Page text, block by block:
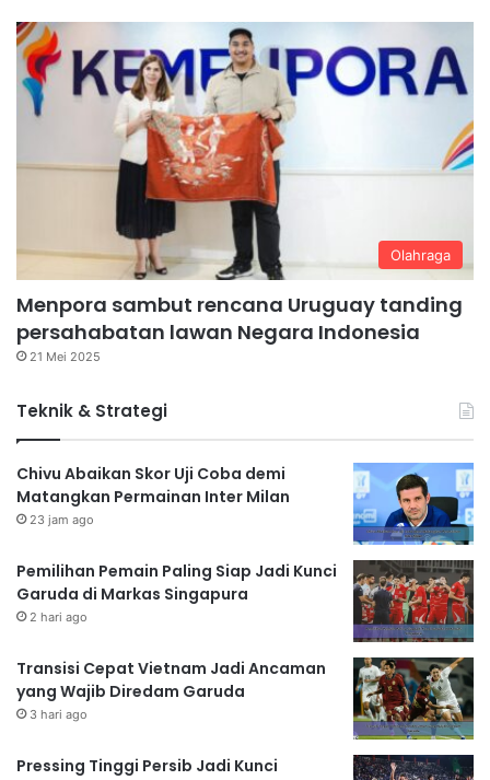
Olahraga
Menpora sambut rencana Uruguay tanding
persahabatan lawan Negara Indonesia
21 Mei 2025
Teknik & Strategi
Chivu Abaikan Skor Uji Coba demi
Matangkan Permainan Inter Milan
23 jam ago
Pemilihan Pemain Paling Siap Jadi Kunci
Garuda di Markas Singapura
2 hari ago
Transisi Cepat Vietnam Jadi Ancaman
yang Wajib Diredam Garuda
3 hari ago
Pressing Tinggi Persib Jadi Kunci